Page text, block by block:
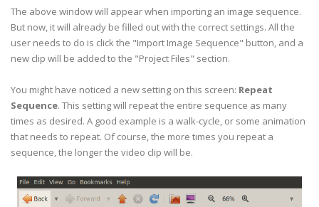
The above window will appear when importing an image sequence.
But now, it will already be filled out with the correct settings. All the
user needs to do is click the "Import Image Sequence" button, and a
new clip will be added to the "Project Files" section.
You might have noticed a new setting on this screen: Repeat
Sequence. This setting will repeat the entire sequence as many
times as desired. A good example is a walk-cycle, or some animation
that needs to repeat. Of course, the more times you repeat a
sequence, the longer the video clip will be.